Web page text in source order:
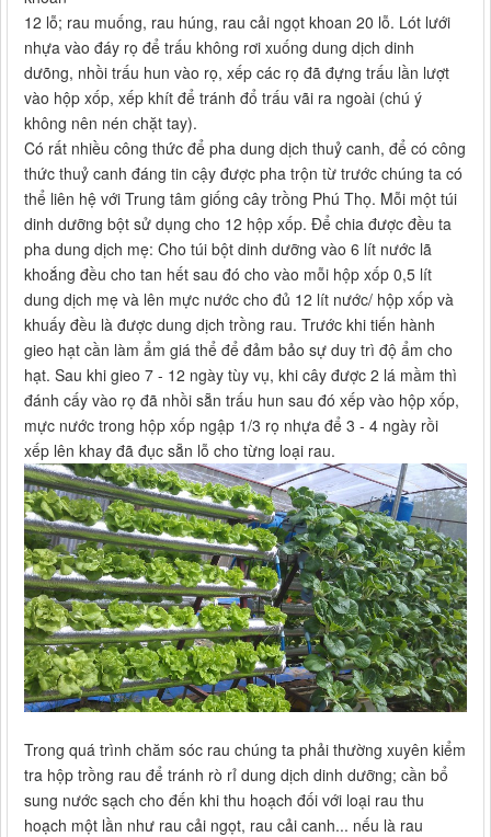
12 lỗ; rau muống, rau húng, rau cải ngọt khoan 20 lỗ. Lót lưới
nhựa vào đáy rọ để trấu không rơi xuống dung dịch dinh
dưõng, nhồi trấu hun vào rọ, xếp các rọ đã đựng trấu lần lượt
vào hộp xốp, xếp khít để tránh đổ trấu vãi ra ngoài (chú ý
không nên nén chặt tay).
Có rất nhiều công thức để pha dung dịch thuỷ canh, để có công
thức thuỷ canh đáng tin cậy được pha trộn từ trước chúng ta có
thể liên hệ với Trung tâm giống cây trồng Phú Thọ. Mỗi một túi
dinh dưỡng bột sử dụng cho 12 hộp xốp. Để chia được đều ta
pha dung dịch mẹ: Cho túi bột dinh dưỡng vào 6 lít nước lã
khoắng đều cho tan hết sau đó cho vào mỗi hộp xốp 0,5 lít
dung dịch mẹ và lên mực nước cho đủ 12 lít nước/ hộp xốp và
khuấy đều là được dung dịch trồng rau. Trước khi tiến hành
gieo hạt cần làm ẩm giá thể để đảm bảo sự duy trì độ ẩm cho
hạt. Sau khi gieo 7 - 12 ngày tùy vụ, khi cây được 2 lá mầm thì
đánh cấy vào rọ đã nhồi sẵn trấu hun sau đó xếp vào hộp xốp,
mực nước trong hộp xốp ngập 1/3 rọ nhựa để 3 - 4 ngày rồi
xếp lên khay đã đục sẵn lỗ cho từng loại rau.
Trong quá trình chăm sóc rau chúng ta phải thường xuyên kiểm
tra hộp trồng rau để tránh rò rỉ dung dịch dinh dưỡng; cần bổ
sung nước sạch cho đến khi thu hoạch đối với loại rau thu
hoạch một lần như rau cải ngọt, rau cải canh... nếu là rau